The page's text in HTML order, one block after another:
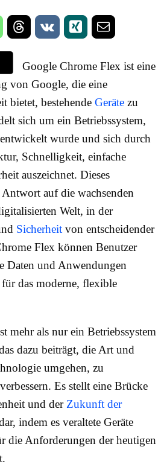
Google Chrome Flex ist eine
von Google, die eine
bietet, bestehende Geräte zu
sich um ein Betriebssystem,
wurde und sich durch
Schnelligkeit, einfache
auszeichnet. Dieses
auf die wachsenden
Welt, in der
Sicherheit von entscheidender
Flex können Benutzer
Daten und Anwendungen
das moderne, flexible
mehr als nur ein Betriebssystem
dazu beiträgt, die Art und
umgehen, zu
Es stellt eine Brücke
und der Zukunft der
indem es veraltete Geräte
die Anforderungen der heutigen